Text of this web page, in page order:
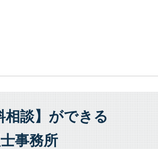
相談】ができる
事務所